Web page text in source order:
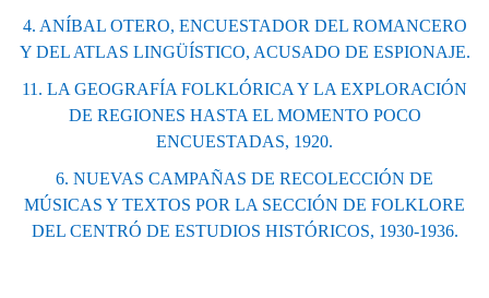
4. ANÍBAL OTERO, ENCUESTADOR DEL ROMANCERO
Y DEL ATLAS LINGÜÍSTICO, ACUSADO DE ESPIONAJE.
11. LA GEOGRAFÍA FOLKLÓRICA Y LA EXPLORACIÓN
DE REGIONES HASTA EL MOMENTO POCO
ENCUESTADAS, 1920.
6. NUEVAS CAMPAÑAS DE RECOLECCIÓN DE
MÚSICAS Y TEXTOS POR LA SECCIÓN DE FOLKLORE
DEL CENTRÓ DE ESTUDIOS HISTÓRICOS, 1930-1936.